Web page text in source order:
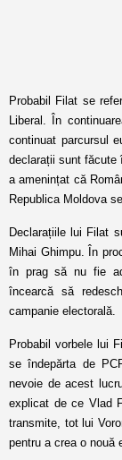
Probabil Filat se
Liberal. În
continuat parcursul
declarații sunt făcute
a amenințat că
Republica Moldova
Declarațiile lui Filat
Mihai Ghimpu. În
în prag să nu fie
încearcă să
campanie electorală.
Probabil vorbele lui
se îndepărta de
nevoie de acest
explicat de ce Vlad
transmite, tot lui
pentru a crea o nouă